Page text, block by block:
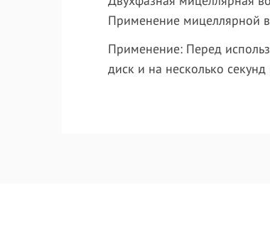
Применение мицеллярной
Применение: Перед
диск и на несколько